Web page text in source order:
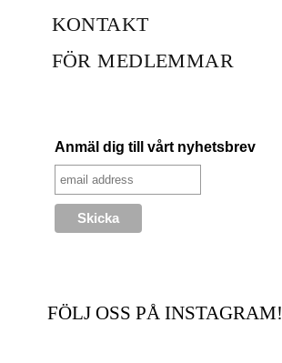
KONTAKT
FÖR MEDLEMMAR
Anmäl dig till vårt nyhetsbrev
FÖLJ OSS PÅ INSTAGRAM!